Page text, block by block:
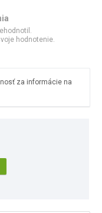
hodnotenie.
za informácie na